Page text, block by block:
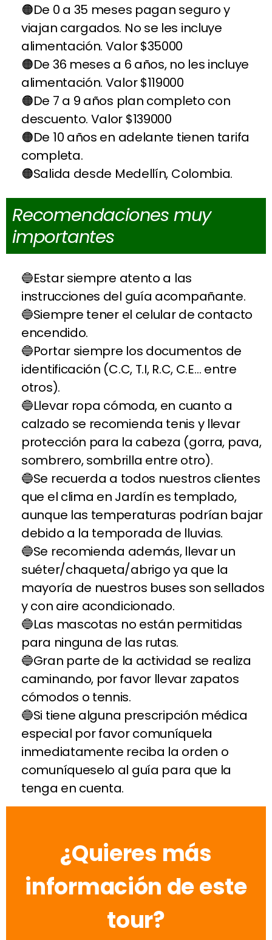
De 0 a 35 meses pagan seguro y
viajan cargados. No se les incluye
alimentación. Valor $35000
De 36 meses a 6 años, no les incluye
alimentación. Valor $119000
De 7 a 9 años plan completo con
descuento. Valor $139000
De 10 años en adelante tienen tarifa
completa.
Salida desde Medellín, Colombia.
Recomendaciones muy
importantes
Estar siempre atento a las
instrucciones del guía acompañante.
Siempre tener el celular de contacto
encendido.
Portar siempre los documentos de
identificación (C.C, T.I, R.C, C.E… entre
otros).
Llevar ropa cómoda, en cuanto a
calzado se recomienda tenis y llevar
protección para la cabeza (gorra, pava,
sombrero, sombrilla entre otro).
Se recuerda a todos nuestros clientes
que el clima en Jardín es templado,
aunque las temperaturas podrían bajar
debido a la temporada de lluvias.
Se recomienda además, llevar un
suéter/chaqueta/abrigo ya que la
mayoría de nuestros buses son sellados
y con aire acondicionado.
Las mascotas no están permitidas
para ninguna de las rutas.
Gran parte de la actividad se realiza
caminando, por favor llevar zapatos
cómodos o tennis.
Si tiene alguna prescripción médica
especial por favor comuníquela
inmediatamente reciba la orden o
comuníqueselo al guía para que la
tenga en cuenta.
¿Quieres más
información de este
tour?